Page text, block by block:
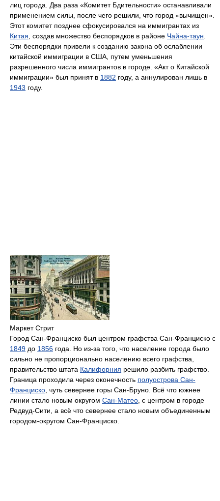
лиц города. Два раза «Комитет Бдительности» останавливали
применением силы, после чего решили, что город «вычищен».
Этот комитет позднее сфокусировался на иммигрантах из
Китая , создав множество беспорядков в районе Чайна-таун
Эти беспорядки привели к созданию закона об ослаблении
китайской иммиграции в США, путем уменьшения
разрешенного числа иммигрантов в городе. «Акт о Китайской
иммиграции» был принят в 1882 году, а аннулирован лишь в
1943 году.
Маркет Стрит
Город Сан-Франциско был центром графства Сан-Франциско с
1849 до 1856 года. Но из-за того, что население города было
сильно не пропорционально населению всего графства,
правительство штата Калифорния решило разбить графство.
Граница проходила через оконечность полуострова Сан-
Франциско, чуть севернее горы Сан-Бруно. Всё что южнее
линии стало новым округом Сан-Матео, с центром в городе
Редвуд-Сити, а всё что севернее стало новым объединенным
городом-округом Сан-Франциско.